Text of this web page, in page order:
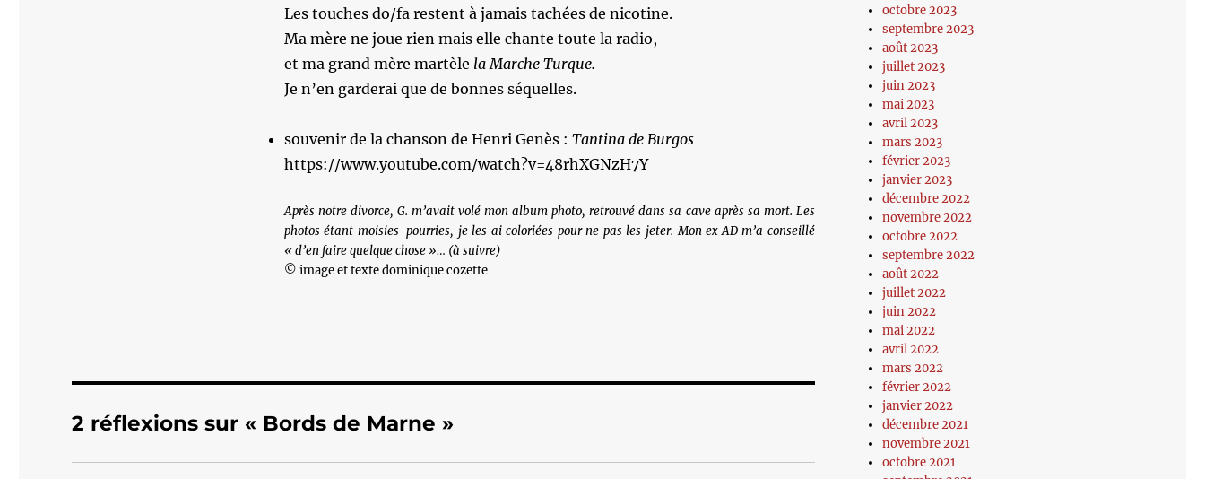
Les touches do/fa restent à jamais tachées de nicotine.
Ma mère ne joue rien mais elle chante toute la radio,
et ma grand mère martèle la Marche Turque.
Je n’en garderai que de bonnes séquelles.
souvenir de la chanson de Henri Genès : Tantina de Burgos
https://www.youtube.com/watch?v=48rhXGNzH7Y
Après notre divorce, G. m’avait volé mon album photo, retrouvé dans sa cave après sa mort. Les
photos étant moisies-pourries, je les ai coloriées pour ne pas les jeter. Mon ex AD m’a conseillé
« d’en faire quelque chose »… (à suivre)
© image et texte dominique cozette
2 réflexions sur « Bords de Marne »
octobre 2023
septembre 2023
août 2023
juillet 2023
juin 2023
mai 2023
avril 2023
mars 2023
février 2023
janvier 2023
décembre 2022
novembre 2022
octobre 2022
septembre 2022
août 2022
juillet 2022
juin 2022
mai 2022
avril 2022
mars 2022
février 2022
janvier 2022
décembre 2021
novembre 2021
octobre 2021